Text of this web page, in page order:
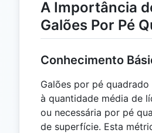
A Importância
Galões Por Pé
Conhecimento
Galões por pé quadrado
à quantidade média de
ou necessária por pé
de superfície. Esta